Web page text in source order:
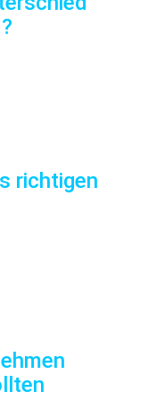
richtigen